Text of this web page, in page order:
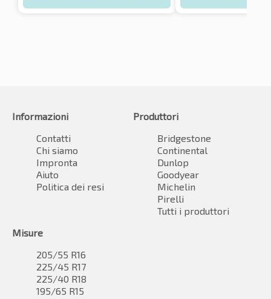
Informazioni
Contatti
Chi siamo
Impronta
Aiuto
Politica dei resi
Produttori
Bridgestone
Continental
Dunlop
Goodyear
Michelin
Pirelli
Tutti i produttori
Misure
205/55 R16
225/45 R17
225/40 R18
195/65 R15